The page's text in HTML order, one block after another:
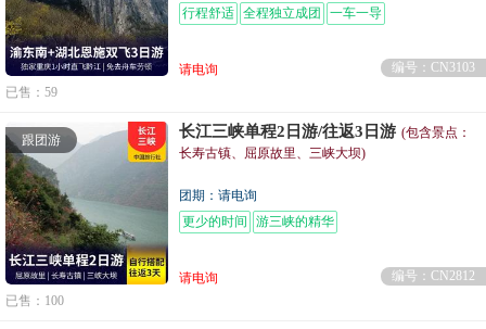
行程舒适 全程独立成团 一车一导
请电询
编号：CN3103
已售：59
跟团游 长江三峡单程2日游/往返3日游 (包含景点：
长寿古镇、屈原故里、三峡大坝)
团期：请电询
更少的时间
游三峡的精华
请电询
编号：CN2812
已售：100